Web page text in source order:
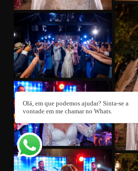
Olá, em que podemos ajudar? Sinta-se a
vontade em me chamar no Whats.